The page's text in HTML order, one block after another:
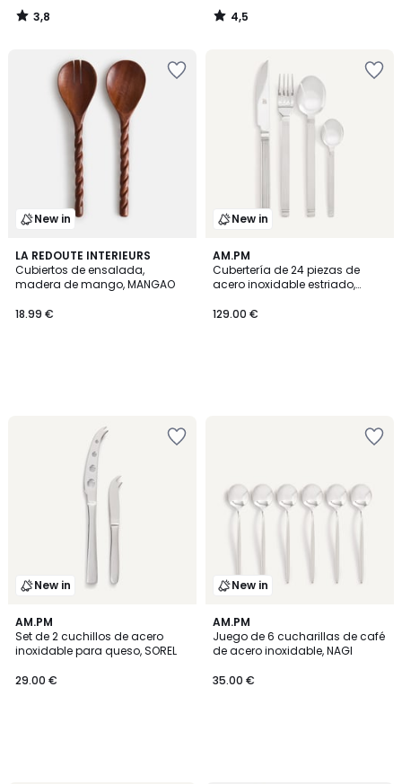
3,8
/
4,5
/
New in
LA REDOUTE INTERIEURS
Cubiertos de ensalada,
madera de mango, MANGAO
18.99 €
New in
AM.PM
Cubertería de 24 piezas de
acero inoxidable estriado,
129.00 €
New in
AM.PM
Set de 2 cuchillos de acero
inoxidable para queso, SOREL
29.00 €
New in
AM.PM
Juego de 6 cucharillas de café
de acero inoxidable, NAGI
35.00 €